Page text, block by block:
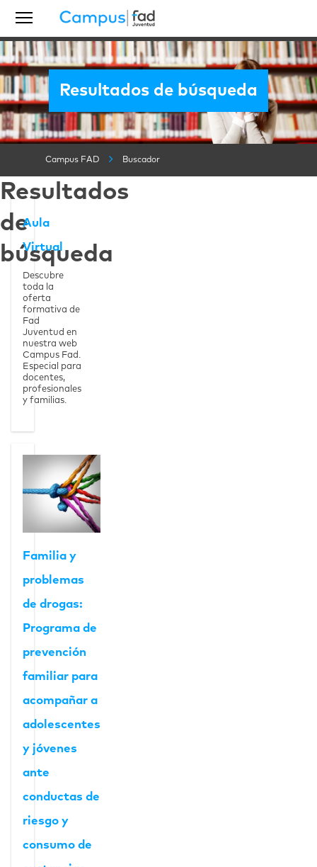
Resultados de búsqueda
Campus FAD Buscador
Resultados
de
búsqueda
Aula
Virtual
Descubre
toda la
oferta
formativa de
Fad
Juventud en
nuestra web
Campus Fad.
Especial para
docentes,
profesionales
y familias.
Familia y
problemas
de drogas:
Programa de
prevención
familiar para
acompañar a
adolescentes
y jóvenes
ante
conductas de
riesgo y
consumo de